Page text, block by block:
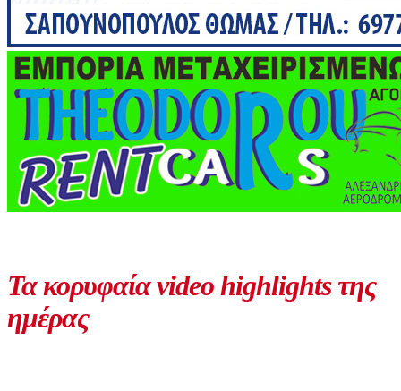
Τα κορυφαία video highlights της
ημέρας